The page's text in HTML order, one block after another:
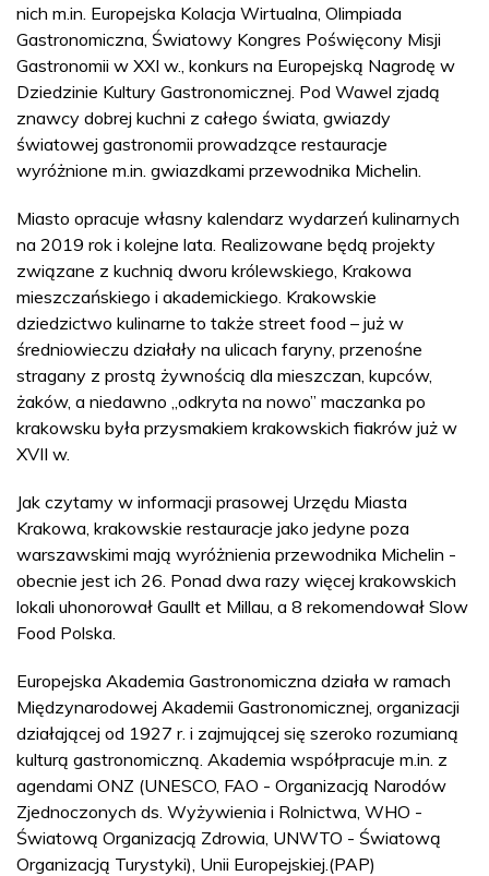
nich m.in. Europejska Kolacja Wirtualna, Olimpiada
Gastronomiczna, Światowy Kongres Poświęcony Misji
Gastronomii w XXI w., konkurs na Europejską Nagrodę w
Dziedzinie Kultury Gastronomicznej. Pod Wawel zjadą
znawcy dobrej kuchni z całego świata, gwiazdy
światowej gastronomii prowadzące restauracje
wyróżnione m.in. gwiazdkami przewodnika Michelin.
Miasto opracuje własny kalendarz wydarzeń kulinarnych
na 2019 rok i kolejne lata. Realizowane będą projekty
związane z kuchnią dworu królewskiego, Krakowa
mieszczańskiego i akademickiego. Krakowskie
dziedzictwo kulinarne to także street food – już w
średniowieczu działały na ulicach faryny, przenośne
stragany z prostą żywnością dla mieszczan, kupców,
żaków, a niedawno „odkryta na nowo” maczanka po
krakowsku była przysmakiem krakowskich fiakrów już w
XVII w.
Jak czytamy w informacji prasowej Urzędu Miasta
Krakowa, krakowskie restauracje jako jedyne poza
warszawskimi mają wyróżnienia przewodnika Michelin -
obecnie jest ich 26. Ponad dwa razy więcej krakowskich
lokali uhonorował Gaullt et Millau, a 8 rekomendował Slow
Food Polska.
Europejska Akademia Gastronomiczna działa w ramach
Międzynarodowej Akademii Gastronomicznej, organizacji
działającej od 1927 r. i zajmującej się szeroko rozumianą
kulturą gastronomiczną. Akademia współpracuje m.in. z
agendami ONZ (UNESCO, FAO - Organizacją Narodów
Zjednoczonych ds. Wyżywienia i Rolnictwa, WHO -
Światową Organizacją Zdrowia, UNWTO - Światową
Organizacją Turystyki), Unii Europejskiej.(PAP)